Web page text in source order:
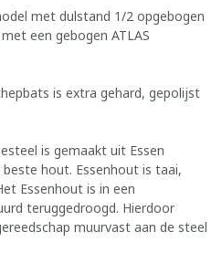
met dulstand 1/2 opgebogen
een gebogen ATLAS
is extra gehard, gepolijst
is gemaakt uit Essen
hout. Essenhout is taai,
Essenhout is in een
teruggedroogd. Hierdoor
muurvast aan de steel